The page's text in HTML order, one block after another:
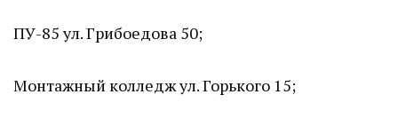
ПУ-85 ул. Грибоедова 50;
Монтажный колледж ул. Горького 15;